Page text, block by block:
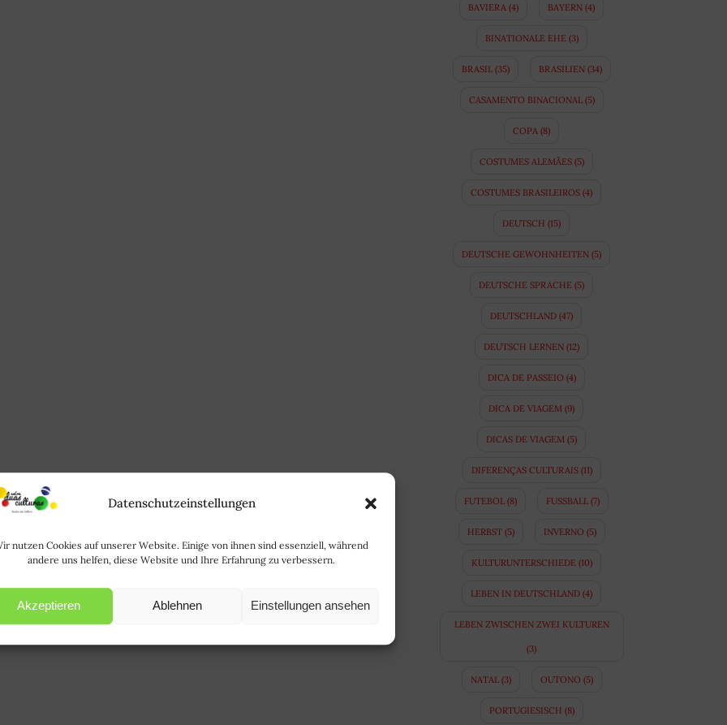
Datenschutzeinstellungen
nutzen Cookies auf unserer Website. Einige von ihnen sind essenziell, während
andere uns helfen, diese Website und Ihre Erfahrung zu verbessern.
Akzeptieren Ablehnen Einstellungen ansehen
BAVIERA (4) BAYERN (4)
BINATIONALE EHE(3)
BRASIL(35) BRASILIEN(34)
CASAMENTO BINACIONAL(5)
COPA (8)
COSTUMES ALEMÃES(5)
COSTUMES BRASILEIROS (4)
DEUTSCH (15)
DEUTSCHE GEWOHNHEITEN (5)
DEUTSCHE SPRACHE (5)
DEUTSCHLAND (47)
DEUTSCH LERNEN (12)
DICA DE PASSEIO (4)
DICA DE VIAGEM (9)
DICAS DE VIAGEM (5)
DIFERENÇAS CULTURAIS(11)
FUTEBOL(8) FUSSBALL (7)
HERBST(5) INVERNO (5)
KULTURUNTERSCHIEDE(10)
LEBEN IN DEUTSCHLAND (4)
LEBEN ZWISCHEN ZWEI KULTUREN
(3)
NATAL(3) OUTONO (5)
PORTUGIESISCH (8)